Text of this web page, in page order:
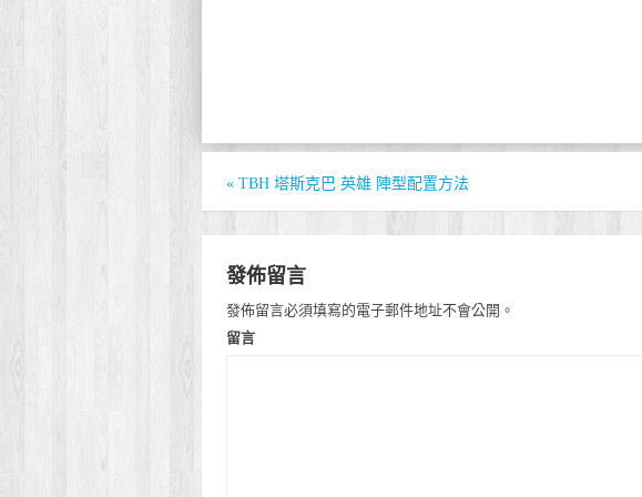
«TBH 塔斯克巴 英雄 陣型配置方法
發佈留言
發佈留言必須填寫的電子郵件地址不會公開。
留言